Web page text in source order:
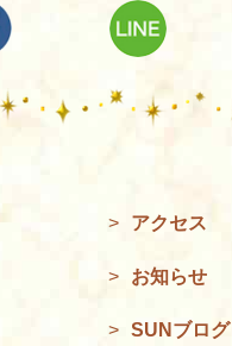
> アクセス
> お知らせ
> SUNブログ